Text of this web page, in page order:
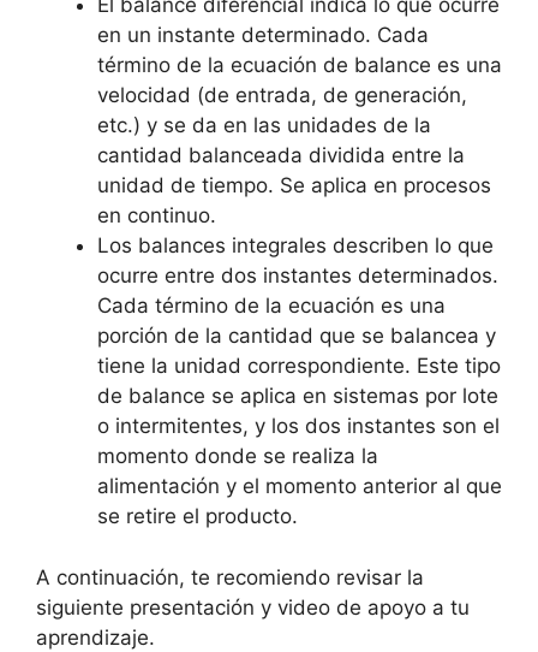
El balance diferencial indica lo que ocurre
en un instante determinado. Cada
término de la ecuación de balance es una
velocidad (de entrada, de generación,
etc.) y se da en las unidades de la
cantidad balanceada dividida entre la
unidad de tiempo. Se aplica en procesos
en continuo.
Los balances integrales describen lo que
ocurre entre dos instantes determinados.
Cada término de la ecuación es una
porción de la cantidad que se balancea y
tiene la unidad correspondiente. Este tipo
de balance se aplica en sistemas por lote
o intermitentes, y los dos instantes son el
momento donde se realiza la
alimentación y el momento anterior al que
se retire el producto.
A continuación, te recomiendo revisar la
siguiente presentación y video de apoyo a tu
aprendizaje.